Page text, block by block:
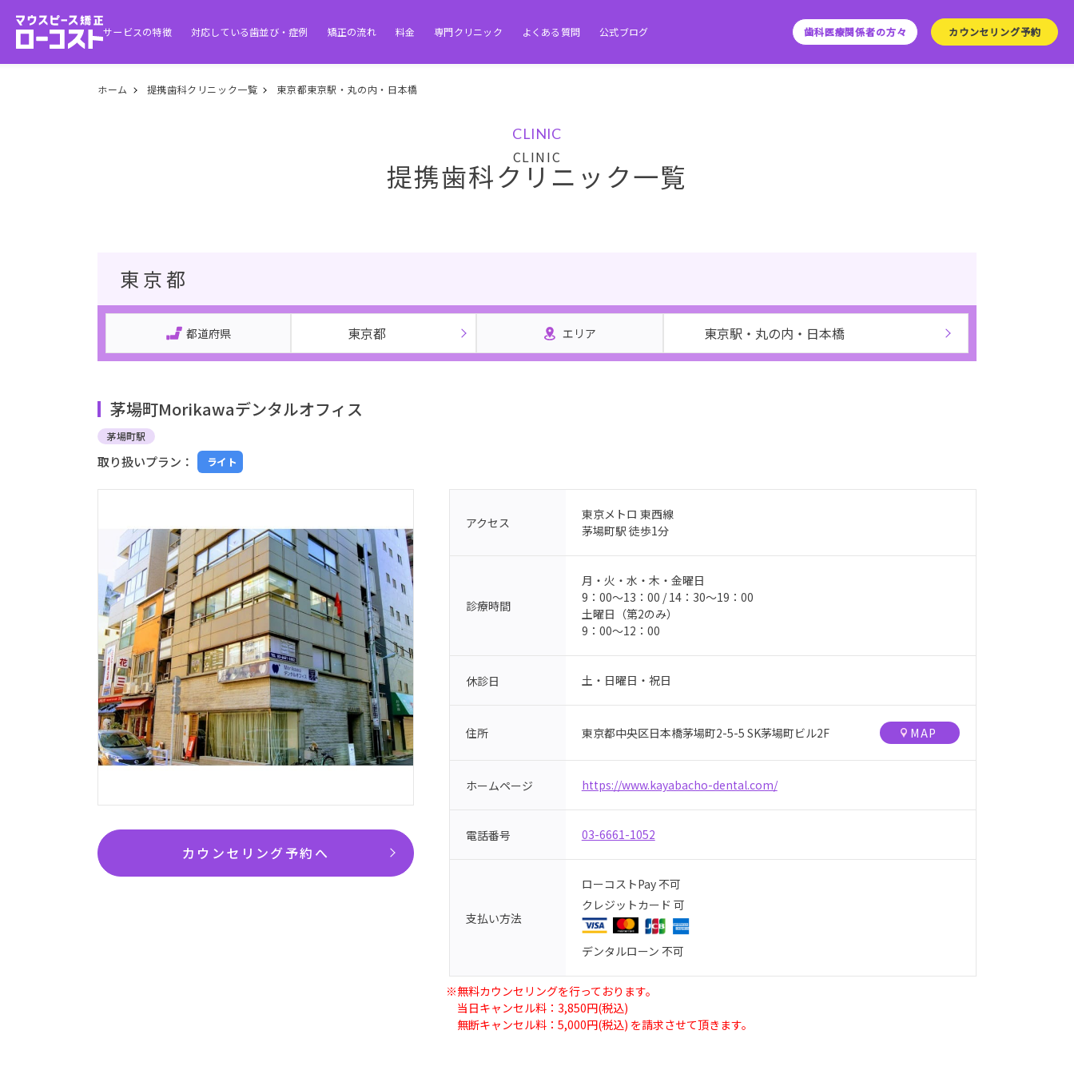
サービスの特徴 対応している歯並び・症例 矯正の流れ 料金 専門クリニック よくある質問 公式ブログ 歯科医療関係者の方々 カウンセリング予約
ホーム 提携歯科クリニック一覧 東京都東京駅・丸の内・日本橋
CLINIC
提携歯科クリニック一覧
東京都
都道府県 東京都 エリア 東京駅・丸の内・日本橋
茅場町Morikawaデンタルオフィス
茅場町駅
取り扱いプラン： ライト
カウンセリング予約へ
アクセス
東京メトロ 東西線
茅場町駅 徒歩1分
診療時間
月・火・水・木・金曜日
9：00〜13：00 / 14：30〜19：00
土曜日（第2のみ）
9：00〜12：00
休診日 土・日曜日・祝日
住所 東京都中央区日本橋茅場町2-5-5 SK茅場町ビル2F MAP
ホームページ https://www.kayabacho-dental.com/
電話番号 03-6661-1052
支払い方法
ローコストPay 不可
クレジットカード 可
デンタルローン 不可
※無料カウンセリングを行っております。
当日キャンセル料：3,850円(税込)
無断キャンセル料：5,000円(税込) を請求させて頂きます。